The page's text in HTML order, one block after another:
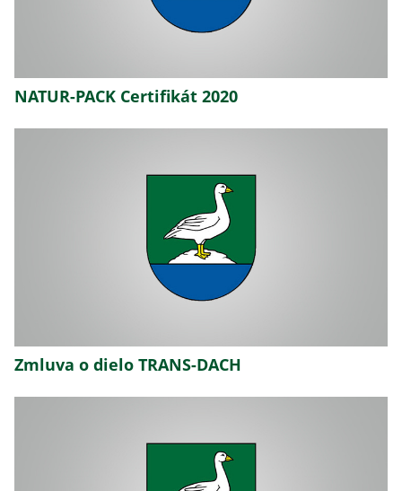
NATUR-PACK Certifikát 2020
Zmluva o dielo TRANS-DACH